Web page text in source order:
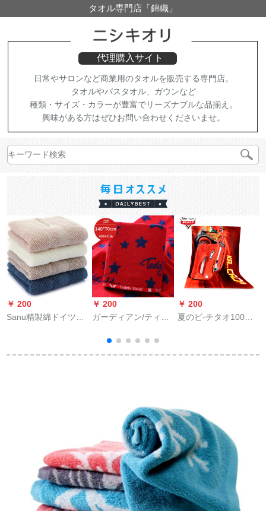
タオル専門店「錦織」
代理購入サイト
日常やサロンなど商業用のタオルを販売する専門店。
タオルやバスタオル、ガウンなど
種類・サイズ・カラーが豊富でリーズナブルな品揃え。
興味がある方はぜひお問い合わせくださいませ。
￥ 200
Sanu精製綿ドイツ抗
らかな吸水肉用ナプ
￥ 200
ガーディアン/ティベ
バスタオ100%柔らか
な吸水男カムパネの
￥ 200
夏のビ-チタオ100%
150*75 cm